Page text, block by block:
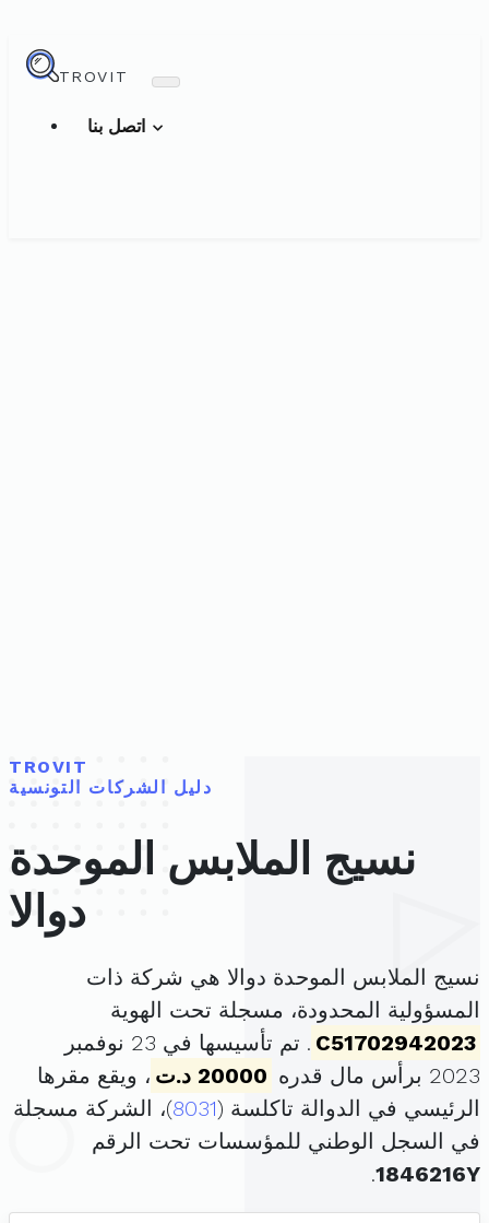
TROVIT
TROVIT
دليل الشركات التونسية
نسيج الملابس الموحدة
دوالا
نسيج الملابس الموحدة دوالا هي شركة ذات
المسؤولية المحدودة، مسجلة تحت الهوية
C51702942023
. تم تأسيسها في 23 نوفمبر
2023 برأس مال قدره
20000 د.ت
، ويقع مقرها
الرئيسي في الدوالة تاكلسة (8031)، الشركة مسجلة
في السجل الوطني للمؤسسات تحت الرقم
1846216Y
.